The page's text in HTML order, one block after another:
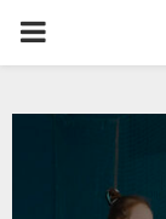
PRIMARY